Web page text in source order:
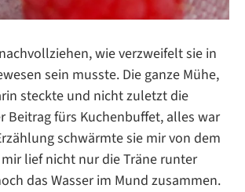
wie verzweifelt sie in
sein musste. Die ganze Mühe,
steckte und nicht zuletzt die
Beitrag fürs Kuchenbuffet, alles war
schwärmte sie mir von dem
lief nicht nur die Träne runter
das Wasser im Mund zusammen.